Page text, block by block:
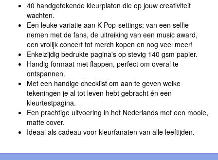
40 handgetekende kleurplaten die op jouw creativiteit
wachten.
Een leuke variatie aan K-Pop-settings: van een selfie
nemen met de fans, de uitreiking van een music award,
een vrolijk concert tot merch kopen en nog veel meer!
Enkelzijdig bedrukte pagina's op stevig 140 gsm papier.
Handig formaat met flappen, perfect om overal te
ontspannen.
Met een handige checklist om aan te geven welke
tekeningen je al tot leven hebt gebracht én een
kleurtestpagina.
Een prachtige uitvoering in het Nederlands met een mooie,
matte cover.
Ideaal als cadeau voor kleurfanaten van alle leeftijden.